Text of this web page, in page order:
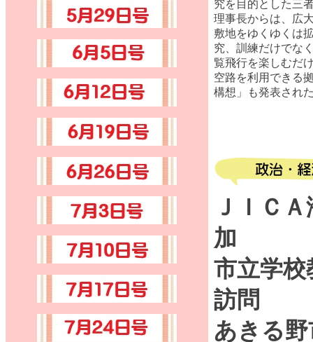
究を目的とした三
理事長からは、広
敷地をゆくゆくは
究、訓練だけでな
覧飛行を楽しむだ
空路を利用できる
構想」も発表され
ＪＩＣ
加
市立学校
訪問
あきる野